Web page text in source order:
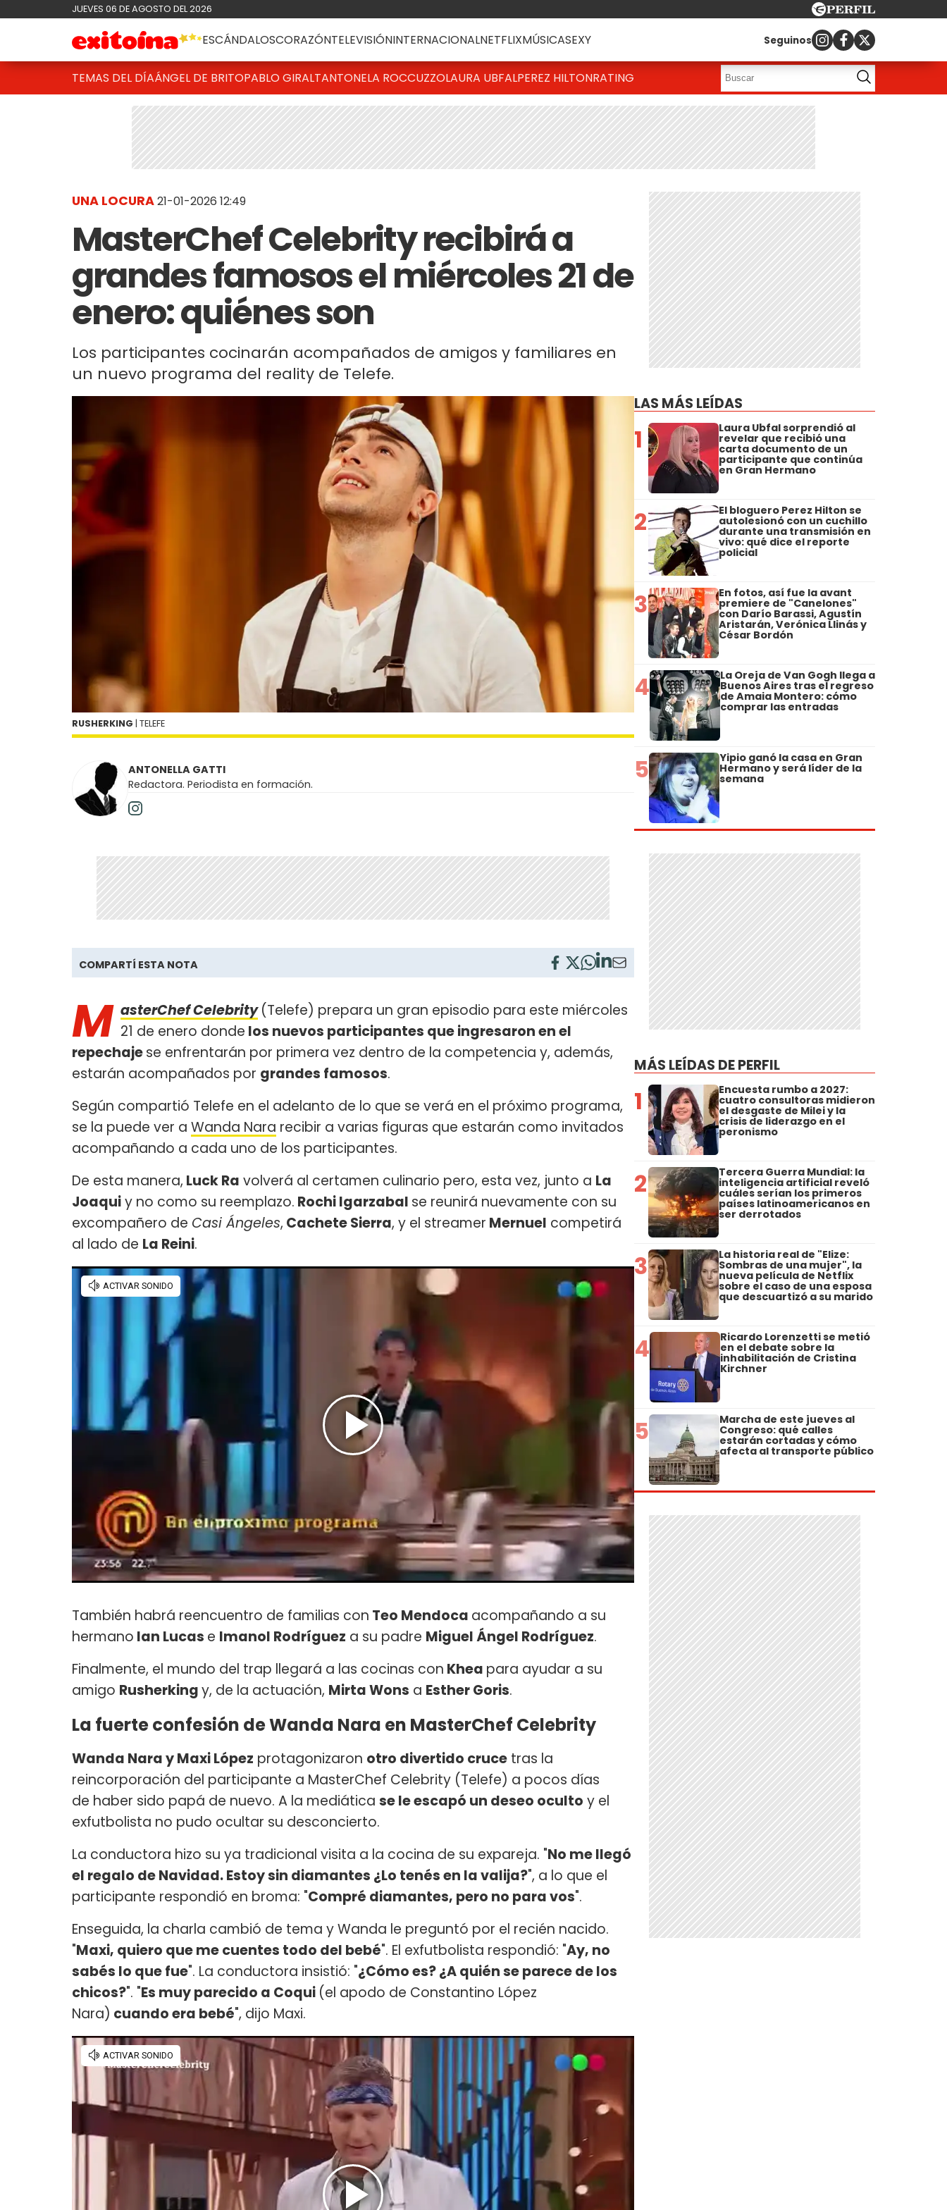
JUEVES 06 DE AGOSTO DEL 2026
ESCÁNDALOSCORAZÓNTELEVISIÓNINTERNACIONALNETFLIXMÚSICASEXY Seguinos
TEMAS DEL DÍAÁNGEL DE BRITOPABLO GIRALTANTONELA ROCCUZZOLAURA UBFALPEREZ HILTONRATING
UNA LOCURA21-01-2026 12:49
MasterChef Celebrity recibirá a
grandes famosos el miércoles 21 de
enero: quiénes son
Los participantes cocinarán acompañados de amigos y familiares en
un nuevo programa del reality de Telefe.
RUSHERKING | TELEFE
ANTONELLA GATTI
Redactora. Periodista en formación.
COMPARTÍ ESTA NOTA
M asterChef Celebrity (Telefe) prepara un gran episodio para este miércoles
21 de enero donde los nuevos participantes que ingresaron en el
repechajese enfrentarán por primera vez dentro de la competencia y, además,
estarán acompañados por grandes famosos.
Según compartió Telefe en el adelanto de lo que se verá en el próximo programa,
se la puede ver a Wanda Nara recibir a varias figuras que estarán como invitados
acompañando a cada uno de los participantes.
De esta manera, Luck Ra volverá al certamen culinario pero, esta vez, junto a La
Joaquiy no como su reemplazo. Rochi Igarzabal se reunirá nuevamente con su
excompañero de Casi Ángeles, Cachete Sierra, y el streamer Mernuel competirá
al lado de La Reini.
También habrá reencuentro de familias con Teo Mendoca acompañando a su
hermano Ian Lucas e Imanol Rodríguez a su padre Miguel Ángel Rodríguez.
Finalmente, el mundo del trap llegará a las cocinas con Khea para ayudar a su
amigo Rusherkingy, de la actuación, Mirta Wons a Esther Goris.
La fuerte confesión de Wanda Nara en MasterChef Celebrity
Wanda Nara y Maxi López protagonizaron otro divertido cruce tras la
reincorporación del participante a MasterChef Celebrity (Telefe) a pocos días
de haber sido papá de nuevo. A la mediática se le escapó un deseo oculto y el
exfutbolista no pudo ocultar su desconcierto.
La conductora hizo su ya tradicional visita a la cocina de su expareja. "No me llegó
el regalo de Navidad. Estoy sin diamantes ¿Lo tenés en la valija?", a lo que el
participante respondió en broma: "Compré diamantes, pero no para vos".
Enseguida, la charla cambió de tema y Wanda le preguntó por el recién nacido.
"Maxi, quiero que me cuentes todo del bebé". El exfutbolista respondió: "Ay, no
sabés lo que fue". La conductora insistió: "¿Cómo es? ¿A quién se parece de los
chicos?". "Es muy parecido a Coqui (el apodo de Constantino López
Nara) cuando era bebé", dijo Maxi.
LAS MÁS LEÍDAS
1 Laura Ubfal sorprendió al
revelar que recibió una
carta documento de un
participante que continúa
en Gran Hermano
2 El bloguero Perez Hilton se
autolesionó con un cuchillo
durante una transmisión en
vivo: qué dice el reporte
policial
3 En fotos, así fue la avant
premiere de "Canelones"
con Darío Barassi, Agustín
Aristarán, Verónica Llinás y
César Bordón
4 La Oreja de Van Gogh llega a
Buenos Aires tras el regreso
de Amaia Montero: cómo
comprar las entradas
5 Yipio ganó la casa en Gran
Hermano y será líder de la
semana
MÁS LEÍDAS DE PERFIL
1 Encuesta rumbo a 2027:
cuatro consultoras midieron
el desgaste de Milei y la
crisis de liderazgo en el
peronismo
2 Tercera Guerra Mundial: la
inteligencia artificial reveló
cuáles serían los primeros
países latinoamericanos en
ser derrotados
3 La historia real de "Elize:
Sombras de una mujer", la
nueva película de Netflix
sobre el caso de una esposa
que descuartizó a su marido
4 Ricardo Lorenzetti se metió
en el debate sobre la
inhabilitación de Cristina
Kirchner
5 Marcha de este jueves al
Congreso: qué calles
estarán cortadas y cómo
afecta al transporte público